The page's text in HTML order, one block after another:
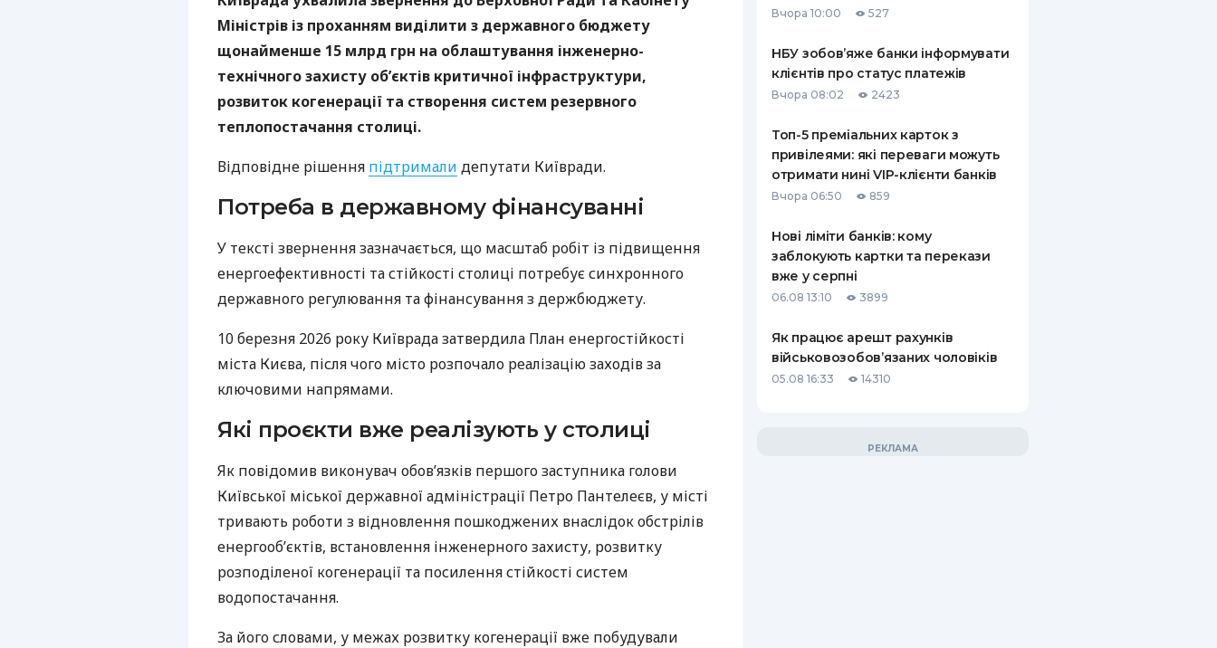
РЕЙТИНГ ДЕБЕТОВИХ
КАРТОК
ЩОМІСЯЧНИЙ ОГЛЯД
КЕШБЕКУ
СТРАХУВАННЮ
ВСІ СТРАХОВІ ПОЛІСИ
ВІДГУКИ ПРО СТРАХОВІ
КОМПАНІЇ
КОНТАКТИ
Міністрів із проханням виділити з державного бюджету
щонайменше 15 млрд грн на облаштування інженерно-
технічного захисту об’єктів критичної інфраструктури,
розвиток когенерації та створення систем резервного
теплопостачання столиці.
Відповідне рішення підтримали депутати Київради.
Потреба в державному фінансуванні
У тексті звернення зазначається, що масштаб робіт із підвищення
енергоефективності та стійкості столиці потребує синхронного
державного регулювання та фінансування з держбюджету.
10 березня 2026 року Київрада затвердила План енергостійкості
міста Києва, після чого місто розпочало реалізацію заходів за
ключовими напрямами.
Які проєкти вже реалізують у столиці
Як повідомив виконувач обов’язків першого заступника голови
Київської міської державної адміністрації Петро Пантелеєв, у місті
тривають роботи з відновлення пошкоджених внаслідок обстрілів
енергооб’єктів, встановлення інженерного захисту, розвитку
розподіленої когенерації та посилення стійкості систем
водопостачання.
За його словами, у межах розвитку когенерації вже побудували
Вчора 10:00 527
НБУ зобов’яже банки інформувати
клієнтів про статус платежів
Вчора 08:02 2423
Топ-5 преміальних карток з
привілеями: які переваги можуть
отримати нині VIP-клієнти банків
Вчора 06:50 859
Нові ліміти банків: кому
заблокують картки та перекази
вже у серпні
06.08 13:10 3899
Як працює арешт рахунків
військовозобов’язаних чоловіків
05.08 16:33 14310